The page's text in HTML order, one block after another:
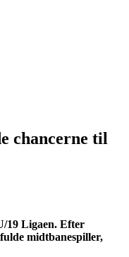
chancerne til
19 Ligaen. Efter
midtbanespiller,